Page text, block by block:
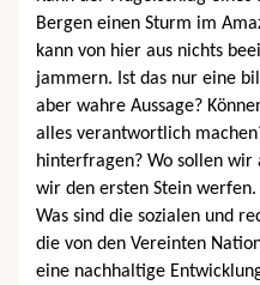
Math.-Nat. und Med.
Interfakultär
Mitarbeitende
Doktorierende
Webmail
Vorlesungsverzeichnis
MyUnifr
Bergen einen Sturm im
kann von hier aus nichts
jammern. Ist das nur eine
aber wahre Aussage?
alles verantwortlich
hinterfragen? Wo sollen wir
wir den ersten Stein
Was sind die sozialen und
die von den Vereinten
eine nachhaltige